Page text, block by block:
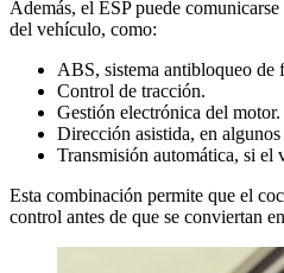
Además, el ESP puede
del vehículo, como:
ABS, sistema antibloqueo de
Control de tracción.
Gestión electrónica del motor.
Dirección asistida, en algunos
Transmisión automática, si el
Esta combinación permite que el
control antes de que se conviertan